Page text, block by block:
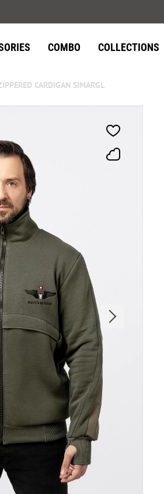
COMBO COLLECTIONS
CARDIGAN SIMARGL